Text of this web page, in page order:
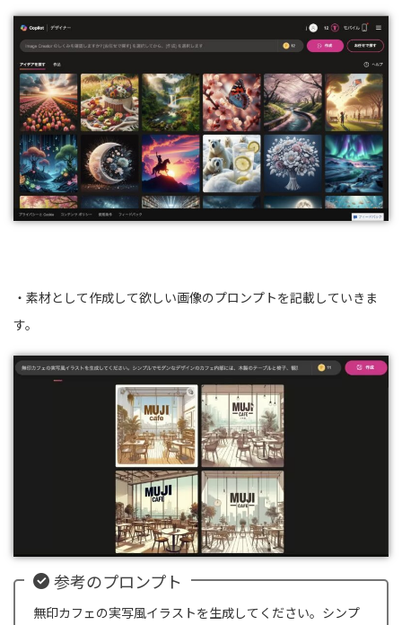
・素材として作成して欲しい画像のプロンプトを記載していきま
す。
参考のプロンプト
無印カフェの実写風イラストを生成してください。シンプ